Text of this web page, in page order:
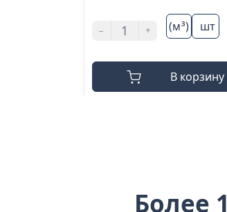
- + (м³) шт
В корзину
Более